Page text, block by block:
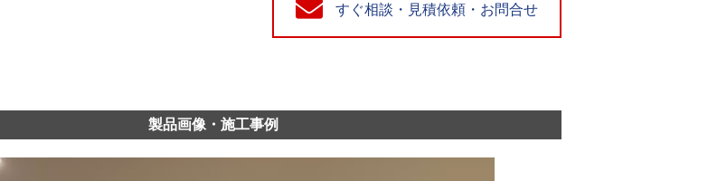
すぐ相談・見積依頼・お問合せ
製品画像・施工事例